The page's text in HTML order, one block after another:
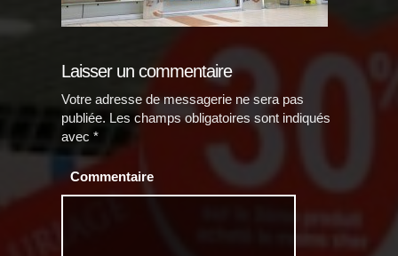
Laisser un commentaire
Votre adresse de messagerie ne sera pas
publiée. Les champs obligatoires sont indiqués
avec *
Commentaire